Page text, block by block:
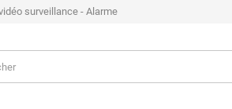
surveillance - Alarme